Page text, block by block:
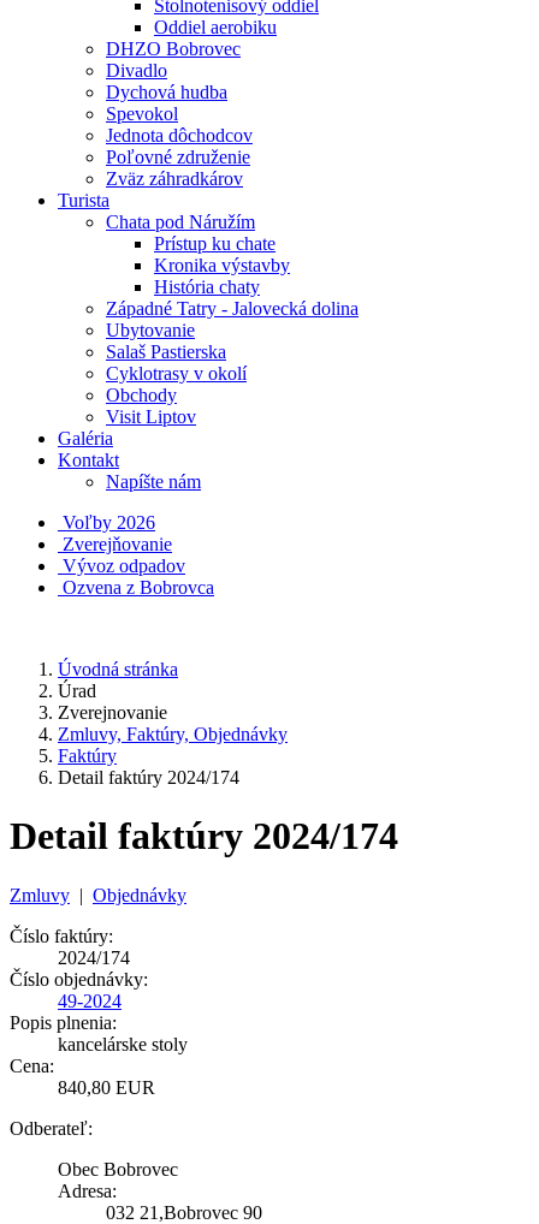
Stolnotenisový oddiel
Oddiel aerobiku
DHZO Bobrovec
Divadlo
Dychová hudba
Spevokol
Jednota dôchodcov
Poľovné združenie
Zväz záhradkárov
Turista
Chata pod Náružím
Prístup ku chate
Kronika výstavby
História chaty
Západné Tatry - Jalovecká dolina
Ubytovanie
Salaš Pastierska
Cyklotrasy v okolí
Obchody
Visit Liptov
Galéria
Kontakt
Napíšte nám
Voľby 2026
Zverejňovanie
Vývoz odpadov
Ozvena z Bobrovca
Úvodná stránka
Úrad
Zverejnovanie
Zmluvy, Faktúry, Objednávky
Faktúry
Detail faktúry 2024/174
Detail faktúry 2024/174
Zmluvy | Objednávky
Číslo faktúry:
2024/174
Číslo objednávky:
49-2024
Popis plnenia:
kancelárske stoly
Cena:
840,80 EUR
Odberateľ:
Obec Bobrovec
Adresa:
032 21,Bobrovec 90